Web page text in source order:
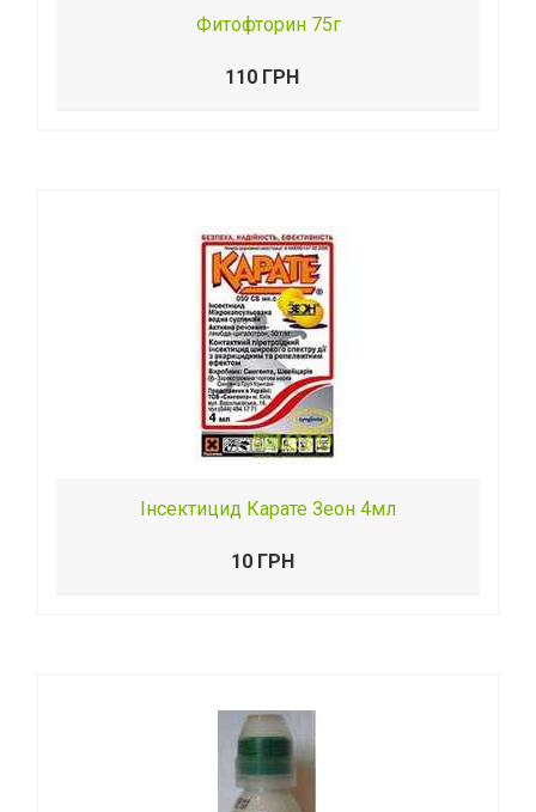
Фитофторин 75г
110 ГРН
Інсектицид Карате Зеон 4мл
10 ГРН